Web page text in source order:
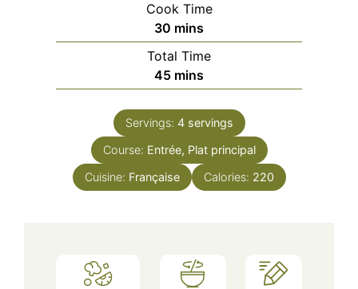
Cook Time
30 minutes
mins
Total Time
45minutes
mins
Servings: 4 servings
Course: Entrée, Plat principal
Cuisine: Française Calories: 220